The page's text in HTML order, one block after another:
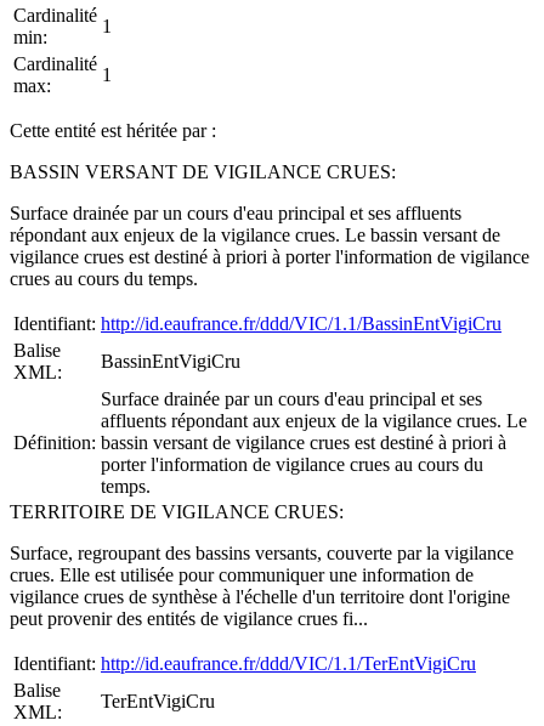
Cardinalité
min:
1
Cardinalité
max:
1
Cette entité est héritée par :
BASSIN VERSANT DE VIGILANCE CRUES:
Surface drainée par un cours d'eau principal et ses affluents
répondant aux enjeux de la vigilance crues. Le bassin versant de
vigilance crues est destiné à priori à porter l'information de vigilance
crues au cours du temps.
Identifiant: http://id.eaufrance.fr/ddd/VIC/1.1/BassinEntVigiCru
Balise
XML:
BassinEntVigiCru
Définition:
Surface drainée par un cours d'eau principal et ses
affluents répondant aux enjeux de la vigilance crues. Le
bassin versant de vigilance crues est destiné à priori à
porter l'information de vigilance crues au cours du
temps.
TERRITOIRE DE VIGILANCE CRUES:
Surface, regroupant des bassins versants, couverte par la vigilance
crues. Elle est utilisée pour communiquer une information de
vigilance crues de synthèse à l'échelle d'un territoire dont l'origine
peut provenir des entités de vigilance crues fi...
Identifiant: http://id.eaufrance.fr/ddd/VIC/1.1/TerEntVigiCru
Balise
XML:
TerEntVigiCru